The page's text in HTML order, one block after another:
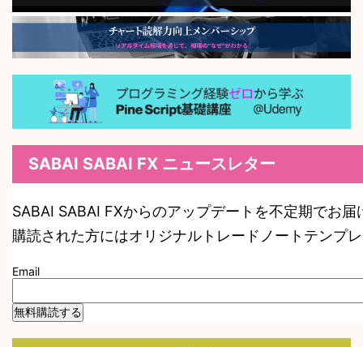
SABAI SABAI FX ニュースレター
SABAI SABAI FXからのアップデートを不定期でお届
購読された方にはオリジナルトレードノートテンプ
Email